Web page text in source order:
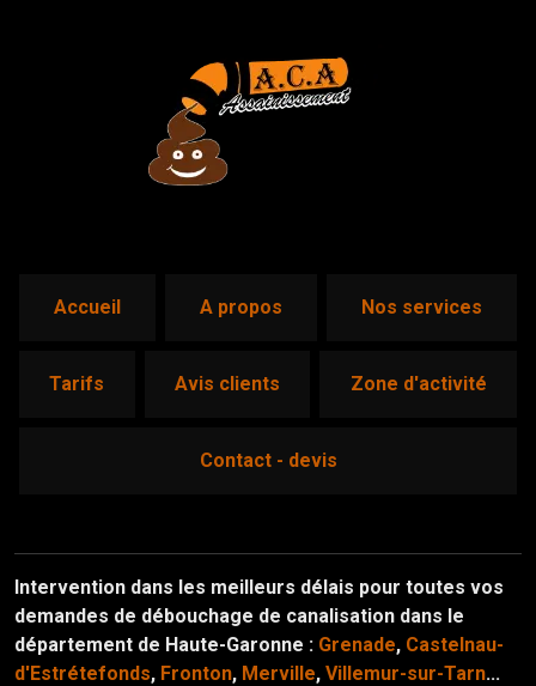
accueil a propos nos services
tarifs avis clients zone d'activité
contact - devis
Intervention dans les meilleurs délais pour toutes vos
demandes de débouchage de canalisation dans le
département de Haute-Garonne : Grenade, Castelnau-
d'Estrétefonds, Fronton, Merville, Villemur-sur-Tarn...